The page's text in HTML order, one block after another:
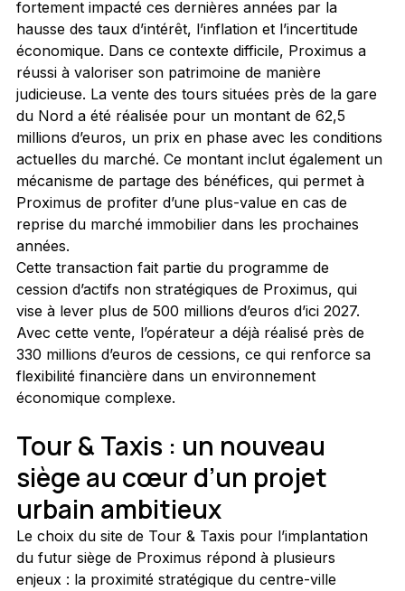
fortement impacté ces dernières années par la
hausse des taux d’intérêt, l’inflation et l’incertitude
économique. Dans ce contexte difficile, Proximus a
réussi à valoriser son patrimoine de manière
judicieuse. La vente des tours situées près de la gare
du Nord a été réalisée pour un montant de 62,5
millions d’euros, un prix en phase avec les conditions
actuelles du marché. Ce montant inclut également un
mécanisme de partage des bénéfices, qui permet à
Proximus de profiter d’une plus-value en cas de
reprise du marché immobilier dans les prochaines
années.
Cette transaction fait partie du programme de
cession d’actifs non stratégiques de Proximus, qui
vise à lever plus de 500 millions d’euros d’ici 2027.
Avec cette vente, l’opérateur a déjà réalisé près de
330 millions d’euros de cessions, ce qui renforce sa
flexibilité financière dans un environnement
économique complexe.
Tour & Taxis : un nouveau
siège au cœur d’un projet
urbain ambitieux
Le choix du site de Tour & Taxis pour l’implantation
du futur siège de Proximus répond à plusieurs
enjeux : la proximité stratégique du centre-ville